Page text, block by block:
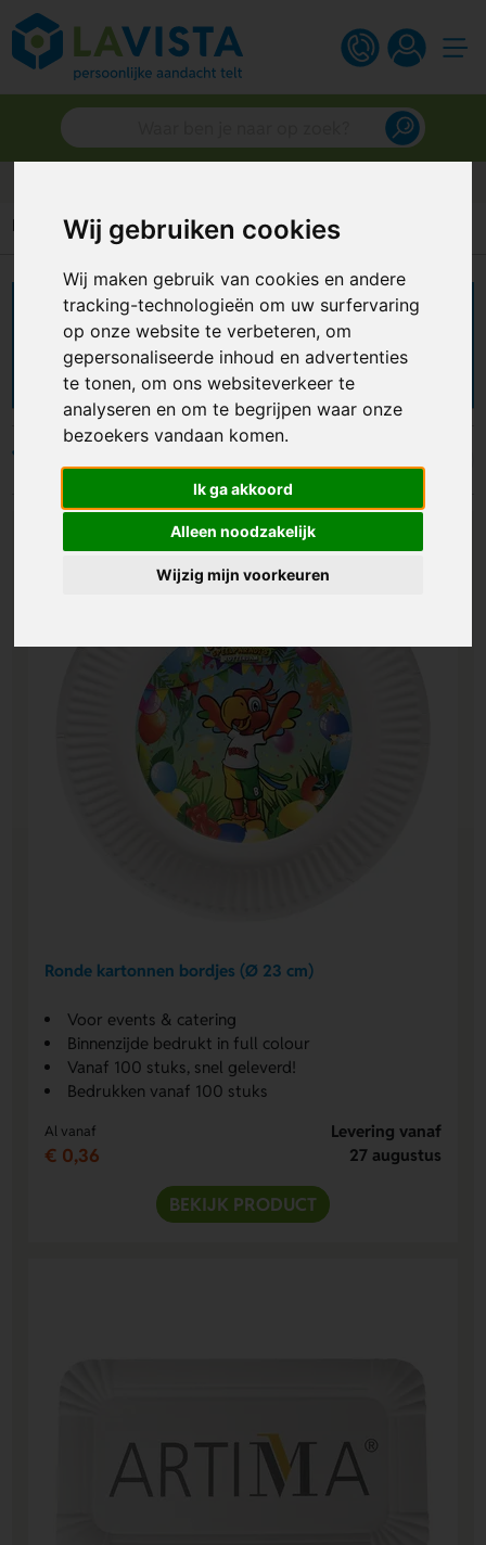
Wij gebruiken cookies
Wij maken gebruik van cookies en andere
tracking-technologieën om uw surfervaring
op onze website te verbeteren, om
gepersonaliseerde inhoud en advertenties
te tonen, om ons websiteverkeer te
analyseren en om te begrijpen waar onze
bezoekers vandaan komen.
Ik ga akkoord
Alleen noodzakelijk
Wijzig mijn voorkeuren
Home Feestartikelen Kartonnen bordjes
Kartonnen bordjes
bedrukken
Ronde kartonnen bordjes (Ø 23 cm)
Voor events & catering
Binnenzijde bedrukt in full colour
Vanaf 100 stuks, snel geleverd!
Bedrukken vanaf 100 stuks
Al vanaf
€ 0,36
Levering vanaf
27 augustus
BEKIJK PRODUCT